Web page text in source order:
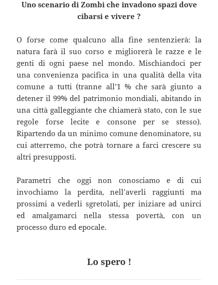
Uno scenario di Zombi che invadono spazi dove
cibarsi e vivere ?
O forse come qualcuno alla fine sentenzierà: la
natura farà il suo corso e migliorerà le razze e le
genti di ogni paese nel mondo. Mischiandoci per
una convenienza pacifica in una qualità della vita
comune a tutti (tranne all’1 % che sarà giunto a
detener il 99% del patrimonio mondiali, abitando in
una città galleggiante che chiamerà stato, con le sue
regole forse lecite e consone per se stesso).
Ripartendo da un minimo comune denominatore, su
cui atterremo, che potrà tornare a farci crescere su
altri presupposti.
Parametri che oggi non conosciamo e di cui
invochiamo la perdita, nell’averli raggiunti ma
prossimi a vederli sgretolati, per iniziare ad unirci
ed amalgamarci nella stessa povertà, con un
processo duro ed epocale.
Lo spero !